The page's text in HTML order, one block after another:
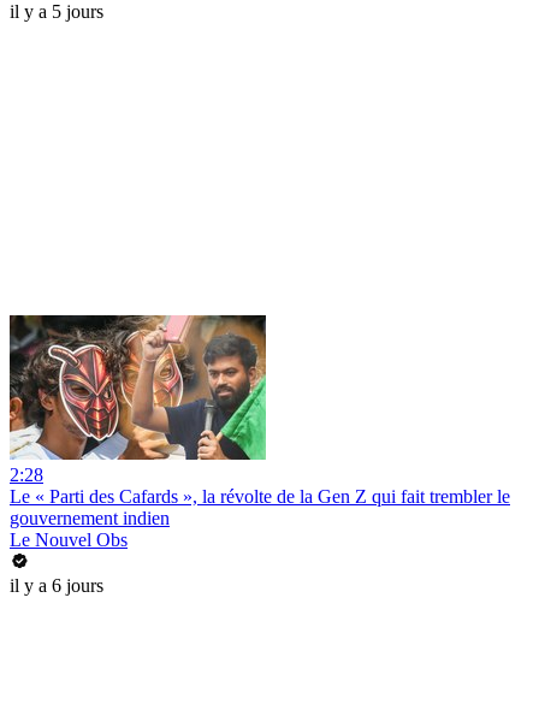
il y a 5 jours
2:28
Le « Parti des Cafards », la révolte de la Gen Z qui fait trembler le
gouvernement indien
Le Nouvel Obs
il y a 6 jours